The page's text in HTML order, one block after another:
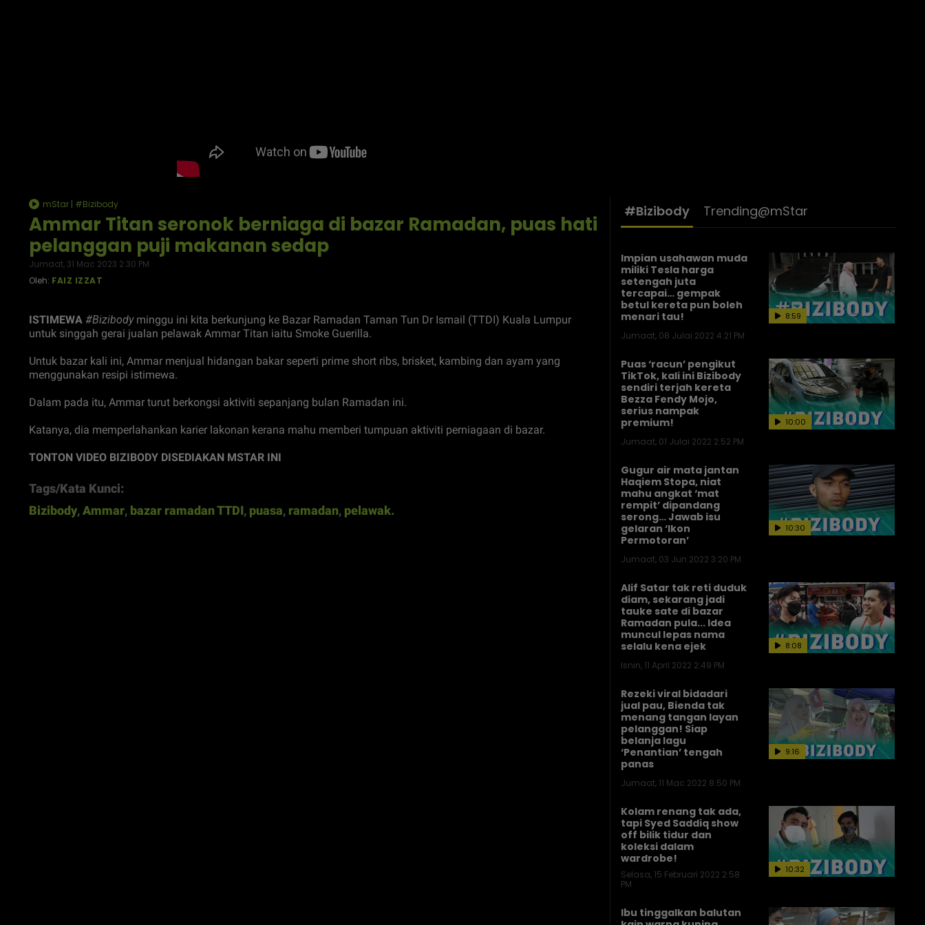
mStar | #Bizibody
Ammar Titan seronok berniaga di bazar Ramadan, puas hati
pelanggan puji makanan sedap
Jumaat, 31 Mac 2023 2:30 PM
Oleh: FAIZ IZZAT
ISTIMEWA #Bizibody minggu ini kita berkunjung ke Bazar Ramadan Taman Tun Dr Ismail (TTDI) Kuala Lumpur
untuk singgah gerai jualan pelawak Ammar Titan iaitu Smoke Guerilla.
Untuk bazar kali ini, Ammar menjual hidangan bakar seperti prime short ribs, brisket, kambing dan ayam yang
menggunakan resipi istimewa.
Dalam pada itu, Ammar turut berkongsi aktiviti sepanjang bulan Ramadan ini.
Katanya, dia memperlahankan karier lakonan kerana mahu memberi tumpuan aktiviti perniagaan di bazar.
TONTON VIDEO BIZIBODY DISEDIAKAN MSTAR INI
Tags/Kata Kunci:
Bizibody,Ammar, bazar ramadan TTDI, puasa, ramadan, pelawak.
#Bizibody Trending@mStar
Impian usahawan muda
miliki Tesla harga
setengah juta
tercapai… gempak
betul kereta pun boleh
menari tau!
Jumaat, 08 Julai 2022 4:21 PM
8:59
Puas ‘racun’ pengikut
TikTok, kali ini Bizibody
sendiri terjah kereta
Bezza Fendy Mojo,
serius nampak
premium!
Jumaat, 01 Julai 2022 2:52 PM
10:00
Gugur air mata jantan
Haqiem Stopa, niat
mahu angkat ‘mat
rempit’ dipandang
serong… Jawab isu
gelaran ‘Ikon
Permotoran’
Jumaat, 03 Jun 2022 3:20 PM
10:30
Alif Satar tak reti duduk
diam, sekarang jadi
tauke sate di bazar
Ramadan pula... Idea
muncul lepas nama
selalu kena ejek
Isnin, 11 April 2022 2:49 PM
8:08
Rezeki viral bidadari
jual pau, Bienda tak
menang tangan layan
pelanggan! Siap
belanja lagu
‘Penantian’ tengah
panas
Jumaat, 11 Mac 2022 8:50 PM
9:16
Kolam renang tak ada,
tapi Syed Saddiq show
off bilik tidur dan
koleksi dalam
wardrobe!
Selasa, 15 Februari 2022 2:58
PM
10:32
Ibu tinggalkan balutan